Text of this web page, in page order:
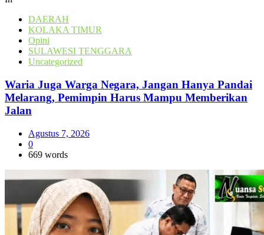
DAERAH
KOLAKA TIMUR
Opini
SULAWESI TENGGARA
Uncategorized
Waria Juga Warga Negara, Jangan Hanya Pandai
Melarang, Pemimpin Harus Mampu Memberikan
Jalan
Agustus 7, 2026
0
669 words